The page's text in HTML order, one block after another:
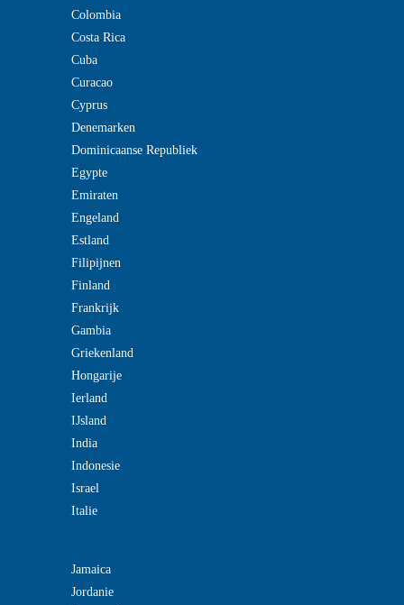
Colombia
Costa Rica
Cuba
Curacao
Cyprus
Denemarken
Dominicaanse Republiek
Egypte
Emiraten
Engeland
Estland
Filipijnen
Finland
Frankrijk
Gambia
Griekenland
Hongarije
Ierland
IJsland
India
Indonesie
Israel
Italie
Jamaica
Jordanie